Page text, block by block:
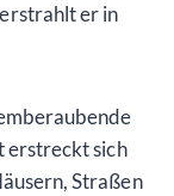
er in
erstreckt sich
Straßen